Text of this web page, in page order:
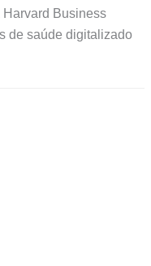
Business
de saúde digitalizado